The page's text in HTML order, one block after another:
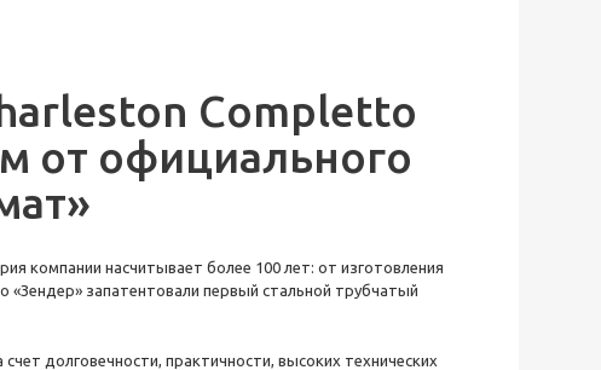
Completto
от официального
компании насчитывает более 100 лет: от изготовления
«Зендер» запатентовали первый стальной трубчатый
долговечности, практичности, высоких технических